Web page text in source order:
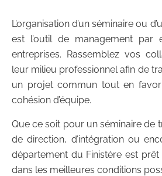
L’organisation d’un séminaire ou
est l’outil de management par
entreprises. Rassemblez vos
leur milieu professionnel afin de
un projet commun tout en
cohésion d’équipe.
Que ce soit pour un séminaire de
de direction, d’intégration ou
département du Finistère est
dans les meilleures conditions